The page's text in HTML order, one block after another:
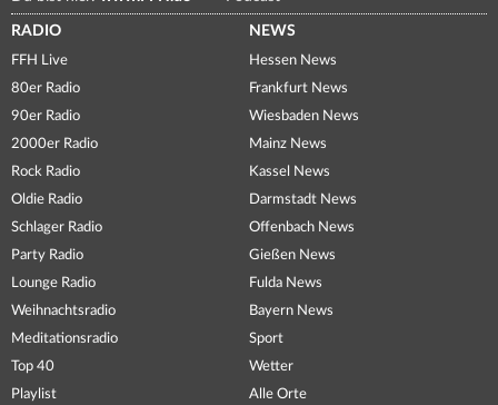
RADIO
FFH Live
80er Radio
90er Radio
2000er Radio
Rock Radio
Oldie Radio
Schlager Radio
Party Radio
Lounge Radio
Weihnachtsradio
Meditationsradio
Top 40
Playlist
NEWS
Hessen News
Frankfurt News
Wiesbaden News
Mainz News
Kassel News
Darmstadt News
Offenbach News
Gießen News
Fulda News
Bayern News
Sport
Wetter
Alle Orte